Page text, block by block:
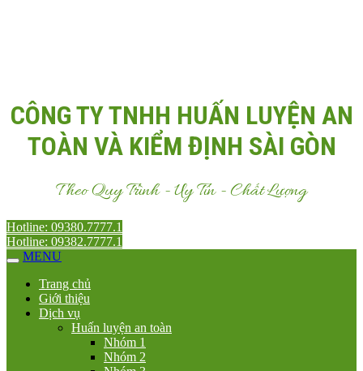
CÔNG TY TNHH HUẤN LUYỆN AN
TOÀN VÀ KIỂM ĐỊNH SÀI GÒN
Theo Quy Trình - Uy Tín - Chất Lượng
Hotline: 09380.7777.1
Hotline: 09382.7777.1
MENU
Trang chủ
Giới thiệu
Dịch vụ
Huấn luyện an toàn
Nhóm 1
Nhóm 2